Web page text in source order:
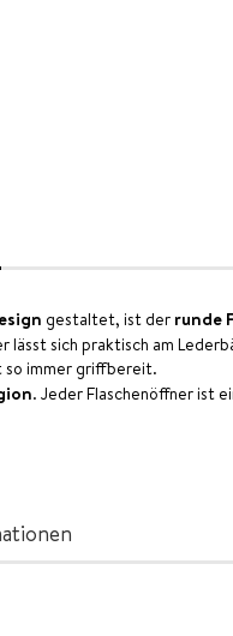
gestaltet, ist der runde
lässt sich praktisch am
so immer griffbereit.
. Jeder Flaschenöffner ist